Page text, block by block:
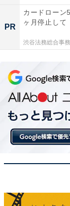
PR
カードローン
ヶ月停止して
渋谷法務総合事